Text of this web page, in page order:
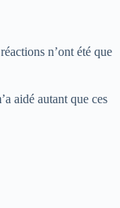
n’ont été que
aidé autant que ces